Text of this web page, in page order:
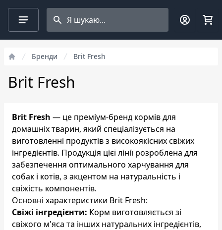
Search projects
Бренди Brit Fresh
Brit Fresh
Brit Fresh — це преміум-бренд кормів для
домашніх тварин, який спеціалізується на
виготовленні продуктів з високоякісних свіжих
інгредієнтів. Продукція цієї лінії розроблена для
забезпечення оптимального харчування для
собак і котів, з акцентом на натуральність і
свіжість компонентів.
Основні характеристики Brit Fresh:
Свіжі інгредієнти: Корм виготовляється зі
свіжого м'яса та інших натуральних інгредієнтів,
Фільтри